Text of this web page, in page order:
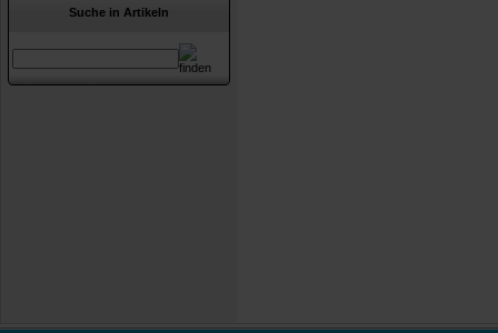
Suche in Artikeln